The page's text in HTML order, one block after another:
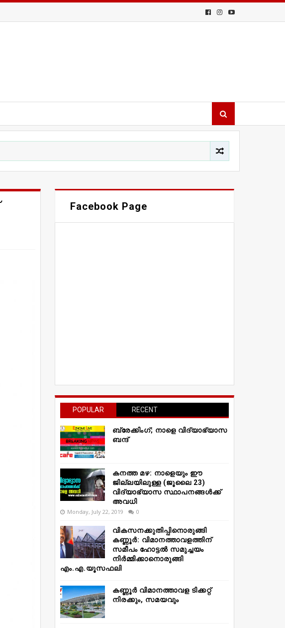
Facebook Page
POPULAR RECENT
ബ്രേക്കിംഗ്; നാളെ വിദ്യാഭ്യാസ
ബന്ദ്
കനത്ത മഴ: നാളെയും ഈ
ജില്ലയിലുള്ള (ജൂലൈ 23)
വിദ്യാഭ്യാസ സ്ഥാപനങ്ങൾക്ക്
അവധി
Monday, July 22, 2019 0
വികസനക്കുതിപ്പിനൊരുങ്ങി
കണ്ണൂർ: വിമാനത്താവളത്തിന്
സമീപം ഹോട്ടൽ സമുച്ചയം
നിർമ്മിക്കാനൊരുങ്ങി
എം.എ.യൂസഫലി
കണ്ണൂർ വിമാനത്താവള ടിക്കറ്റ്
നിരക്കും, സമയവും